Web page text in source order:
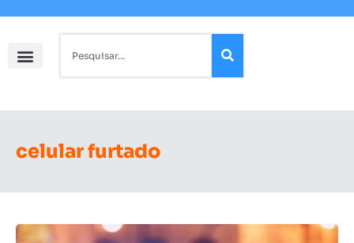
celular furtado